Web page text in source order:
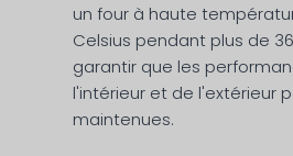
un four à haute
Celsius pendant plus de
garantir que les
l'intérieur et de l'extérieur
maintenues.